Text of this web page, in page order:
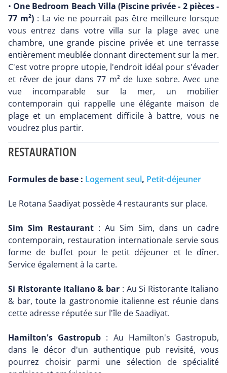
• One Bedroom Beach Villa (Piscine privée - 2 pièces -
77 m²) : La vie ne pourrait pas être meilleure lorsque
vous entrez dans votre villa sur la plage avec une
chambre, une grande piscine privée et une terrasse
entièrement meublée donnant directement sur la mer.
C'est votre propre utopie, l'endroit idéal pour s'évader
et rêver de jour dans 77 m² de luxe sobre. Avec une
vue incomparable sur la mer, un mobilier
contemporain qui rappelle une élégante maison de
plage et un emplacement difficile à battre, vous ne
voudrez plus partir.
RESTAURATION
Formules de base : Logement seul, Petit-déjeuner
Le Rotana Saadiyat possède 4 restaurants sur place.
Sim Sim Restaurant : Au Sim Sim, dans un cadre
contemporain, restauration internationale servie sous
forme de buffet pour le petit déjeuner et le dîner.
Service également à la carte.
Si Ristorante Italiano & bar : Au Si Ristorante Italiano
& bar, toute la gastronomie italienne est réunie dans
cette adresse réputée sur l'île de Saadiyat.
Hamilton's Gastropub : Au Hamilton's Gastropub,
dans le décor d'un authentique pub revisité, vous
pourrez choisir parmi une sélection de spécialité